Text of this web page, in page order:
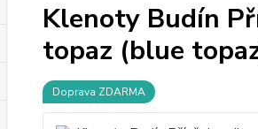
Klenoty Budín
topaz (blue
Doprava ZDARMA